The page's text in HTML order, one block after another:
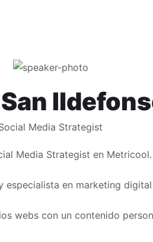
Media Strategist
Media Strategist en Metricool.
especialista en marketing
webs con un contenido